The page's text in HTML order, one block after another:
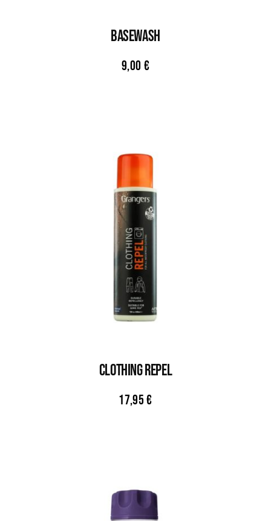
BASEWASH
9,00 €
CLOTHING REPEL
17,95€